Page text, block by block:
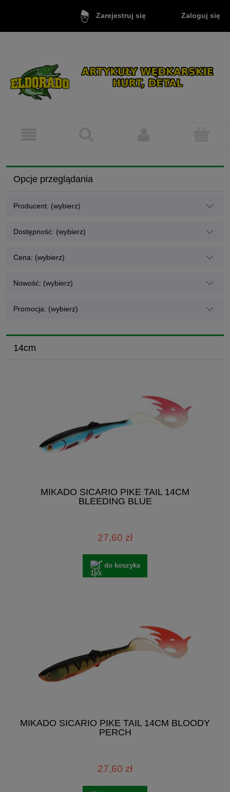
Zarejestruj się Zaloguj się
Opcje przeglądania
Producent: (wybierz)
Dostępność: (wybierz)
Cena: (wybierz)
Nowość: (wybierz)
Promocja: (wybierz)
14cm
MIKADO SICARIO PIKE TAIL 14CM
BLEEDING BLUE
27,60 zł
do koszyka
MIKADO SICARIO PIKE TAIL 14CM BLOODY
PERCH
27,60 zł